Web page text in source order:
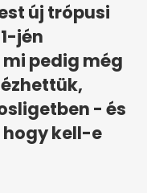
új trópusi
jén
pedig még
- és
kell-e